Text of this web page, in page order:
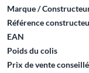
Marque /
Référence
EAN
Poids du colis
Prix de vente conseillé